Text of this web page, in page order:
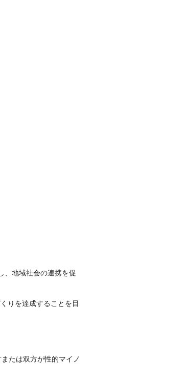
、地域社会の連携を促
りを達成することを目
たは双方が性的マイノ